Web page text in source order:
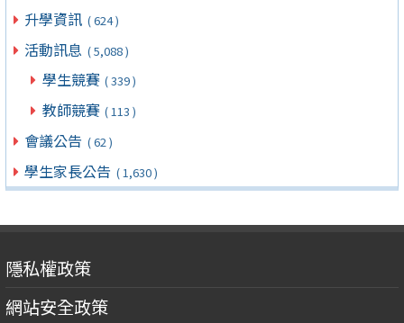
升學資訊 ( 624 )
活動訊息 ( 5,088 )
學生競賽 ( 339 )
教師競賽 ( 113 )
會議公告 ( 62 )
學生家長公告 ( 1,630 )
隱私權政策
網站安全政策